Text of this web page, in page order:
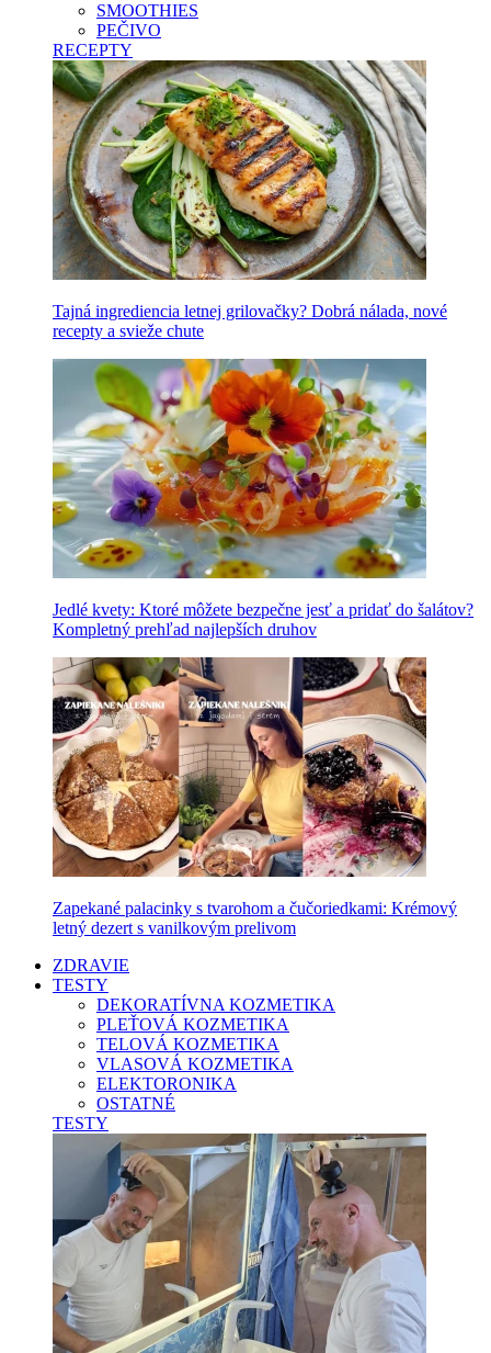
SMOOTHIES
PEČIVO
RECEPTY
Tajná ingrediencia letnej grilovačky? Dobrá nálada, nové
recepty a svieže chute
Jedlé kvety: Ktoré môžete bezpečne jesť a pridať do šalátov?
Kompletný prehľad najlepších druhov
Zapekané palacinky s tvarohom a čučoriedkami: Krémový
letný dezert s vanilkovým prelivom
ZDRAVIE
TESTY
DEKORATÍVNA KOZMETIKA
PLEŤOVÁ KOZMETIKA
TELOVÁ KOZMETIKA
VLASOVÁ KOZMETIKA
ELEKTORONIKA
OSTATNÉ
TESTY